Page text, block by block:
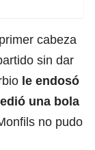
cabeza
sin dar
le endosó
una bola
no pudo